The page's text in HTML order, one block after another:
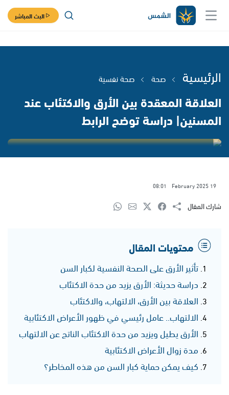
البث المباشر
الرئيسية صحة صحة نفسية
العلاقة المعقدة بين الأرق والاكتئاب عند
المسنين| دراسة توضح الرابط
19 February 2025
08:01
شارك المقال
محتويات المقال
تأثير الأرق على الصحة النفسية لكبار السن
دراسة حديثة: الأرق يزيد من حدة الاكتئاب
العلاقة بين الأرق، الالتهاب، والاكتئاب
الالتهاب.. عامل رئيسي في ظهور الأعراض الاكتئابية
الأرق يطيل ويزيد من حدة الاكتئاب الناتج عن الالتهاب
مدة زوال الأعراض الاكتئابية
كيف يمكن حماية كبار السن من هذه المخاطر؟